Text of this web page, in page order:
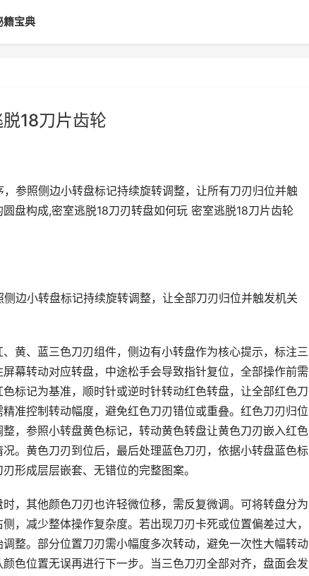
籍宝典
18刀片齿轮
参照侧边小转盘标记持续旋转调整，让所有刀刃归位并触
盘构成,密室逃脱18刀刃转盘如何玩 密室逃脱18刀片齿轮
边小转盘标记持续旋转调整，让全部刀刃归位并触发机关
黄、蓝三色刀刃组件，侧边有小转盘作为核心提示，标注三
幕转动对应转盘，中途松手会导致指针复位，全部操作前需
标记为基准，顺时针或逆时针转动红色转盘，让全部红色刀
准控制转动幅度，避免红色刀刃错位或重叠。红色刀刃归位
，参照小转盘黄色标记，转动黄色转盘让黄色刀刃嵌入红色
。黄色刀刃到位后，最后处理蓝色刀刃，依据小转盘蓝色标
形成层层嵌套、无错位的完整图案。
，其他颜色刀刃也许轻微位移，需反复微调。可将转盘分为
，减少整体操作复杂度。若出现刀刃卡死或位置偏差过大，
整。部分位置刀刃需小幅度多次转动，避免一次性大幅转动
色位置无误再进行下一步。当三色刀刃全部对齐，盘面会发